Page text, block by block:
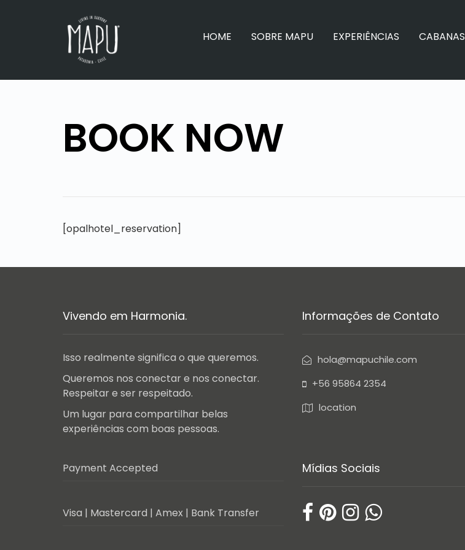
HOME SOBRE MAPU EXPERIÊNCIAS CABANAS
BOOK NOW
[opalhotel_reservation]
Vivendo em Harmonia.
Isso realmente significa o que queremos.
Queremos nos conectar e nos conectar.
Respeitar e ser respeitado.
Um lugar para compartilhar belas
experiências com boas pessoas.
Payment Accepted
Visa | Mastercard | Amex | Bank Transfer
Informações de Contato
hola@mapuchile.com
+56 95864 2354
location
Mídias Sociais